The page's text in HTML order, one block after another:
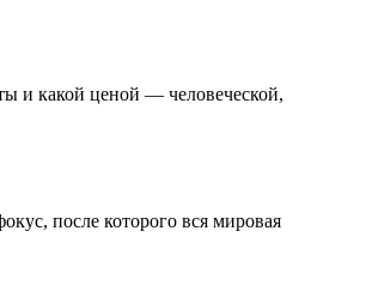
и какой ценой — человеческой,
после которого вся мировая